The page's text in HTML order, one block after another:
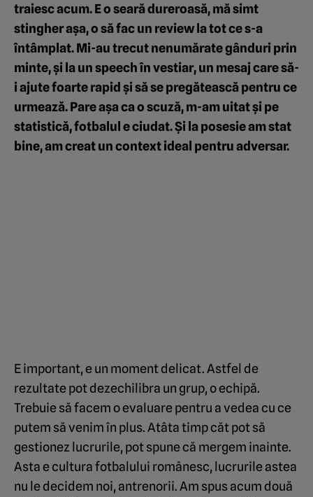
traiesc acum. E o seară dureroasă, mă simt
stingher așa, o să fac un review la tot ce s-a
întâmplat. Mi-au trecut nenumărate gânduri prin
minte, și la un speech în vestiar, un mesaj care să-
i ajute foarte rapid și să se pregătească pentru ce
urmează. Pare așa ca o scuză, m-am uitat și pe
statistică, fotbalul e ciudat. Și la posesie am stat
bine, am creat un context ideal pentru adversar.
E important, e un moment delicat. Astfel de
rezultate pot dezechilibra un grup, o echipă.
Trebuie să facem o evaluare pentru a vedea cu ce
putem să venim în plus. Atâta timp căt pot să
gestionez lucrurile, pot spune că mergem inainte.
Asta e cultura fotbalului românesc, lucrurile astea
nu le decidem noi, antrenorii. Am spus acum două